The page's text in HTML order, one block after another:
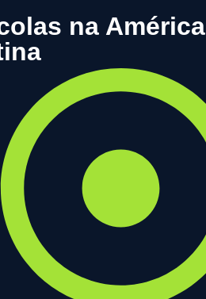
na América